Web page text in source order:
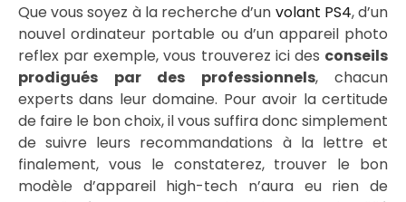
Que vous soyez à la recherche d’un volant PS4, d’un
nouvel ordinateur portable ou d’un appareil photo
reflex par exemple, vous trouverez ici des conseils
prodigués par des professionnels, chacun
experts dans leur domaine. Pour avoir la certitude
de faire le bon choix, il vous suffira donc simplement
de suivre leurs recommandations à la lettre et
finalement, vous le constaterez, trouver le bon
modèle d’appareil high-tech n’aura eu rien de